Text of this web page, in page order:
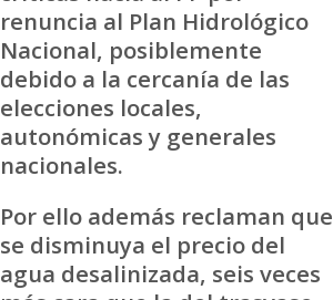
renuncia al Plan Hidrológico
Nacional, posiblemente
debido a la cercanía de las
elecciones locales,
autonómicas y generales
nacionales.
Por ello además reclaman que
se disminuya el precio del
agua desalinizada, seis veces